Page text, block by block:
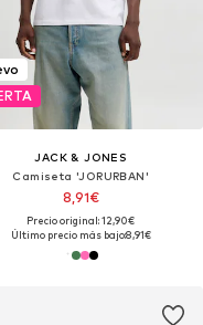
JACK & JONES
Camiseta 'JORURBAN'
8,91€
Precio original: 12,90€
Último precio más bajo:8,91€